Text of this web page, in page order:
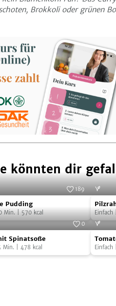
Brokkoli oder grünen
könnten dir
189
Pudding
Min.|570kcal Einfach
0
Spinatsoße
Min. 478kcal
mit
Reis
Einfach